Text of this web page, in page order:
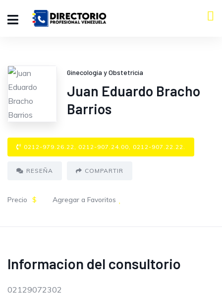
Ginecología y Obstetricia
Juan Eduardo Bracho
Barrios
0212-979.26.22, 0212-907.24.00, 0212-907.22.22.
RESEÑA COMPARTIR
Precio $ Agregar a Favoritos
Informacion del consultorio
02129072302